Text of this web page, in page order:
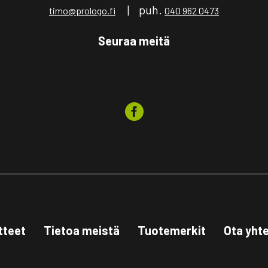
timo@prologo.fi | puh. 040 962 0473
Seuraa meitä
Tietoa meistä Tuotemerkit Ota